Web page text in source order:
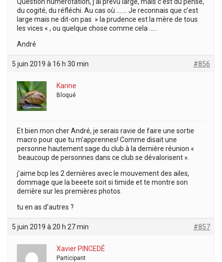
du cogité, du réfléchi. Au cas où ……. Je reconnais que c’est
large mais ne dit-on pas » la prudence est la mère de tous
les vices « , ou quelque chose comme cela …..
André
5 juin 2019 à 16 h 30 min #856
Karine
Bloqué
Et bien mon cher André, je serais ravie de faire une sortie
macro pour que tu m’apprennes! Comme disait une
personne hautement sage du club à la dernière réunion «
beaucoup de personnes dans ce club se dévalorisent ».
j’aime bcp les 2 dernières avec le mouvement des ailes,
dommage que la beeete soit si timide et te montre son
derrière sur les premières photos.
tu en as d’autres ?
5 juin 2019 à 20 h 27 min #857
Xavier PINCEDÉ
Participant